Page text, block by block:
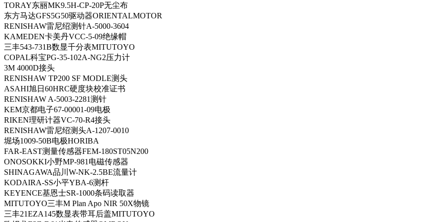
TORAY东丽MK9.5H-CP-20P无尘布
东方马达GFS5G50驱动器ORIENTALMOTOR
RENISHAW雷尼绍测针A-5000-3604
KAMEDEN卡美丹VCC-5-09绝缘帽
三丰543-731B数显千分表MITUTOYO
COPAL科宝PG-35-102A-NG2压力计
3M 4000D接头
RENISHAW TP200 SF MODLE测头
ASAHI旭日60HRC硬度块校准证书
RENISHAW A-5003-2281测针
KEM京都电子67-00001-09电极
RIKEN理研计器VC-70-R4接头
RENISHAW雷尼绍测头A-1207-0010
堀场1009-50B电极HORIBA
FAR-EAST测量传感器FEM-180ST05N200
ONOSOKKI小野MP-981电磁传感器
SHINAGAWA品川W-NK-2.5BE流量计
KODAIRA-SS小平YBA-6测杆
KEYENCE基恩士SR-1000条码读取器
MITUTOYO三丰M Plan Apo NIR 50X物镜
三丰21EZA145数显表带耳后盖MITUTOYO